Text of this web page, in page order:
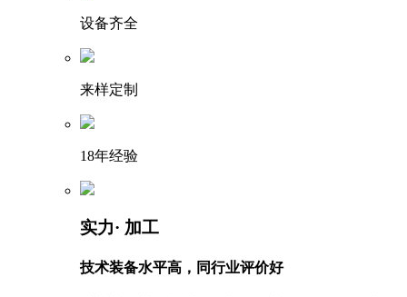
设备齐全
来样定制
18年经验
实力· 加工
技术装备水平高，同行业评价好